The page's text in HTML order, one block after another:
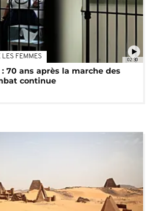
02:30
FEMMES
70 ans après la marche des
continue